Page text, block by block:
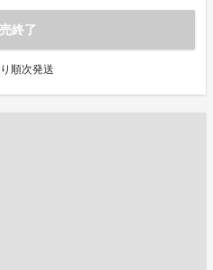
終了
順次発送